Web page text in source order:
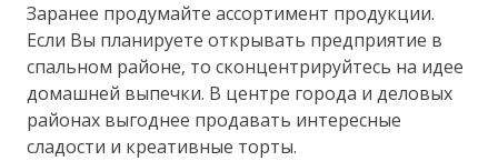
Заранее продумайте ассортимент продукции.
Если Вы планируете открывать предприятие в
спальном районе, то сконцентрируйтесь на идее
домашней выпечки. В центре города и деловых
районах выгоднее продавать интересные
сладости и креативные торты.